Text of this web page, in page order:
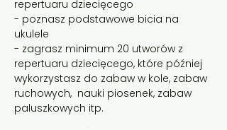
repertuaru dziecięcego
- poznasz podstawowe bicia na
ukulele
- zagrasz minimum 20 utworów z
repertuaru dziecięcego, które później
wykorzystasz do zabaw w kole, zabaw
ruchowych,  nauki piosenek, zabaw
paluszkowych itp.